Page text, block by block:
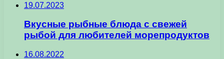
19.07.2023
Вкусные рыбные блюда с свежей
рыбой для любителей морепродуктов
16.08.2022